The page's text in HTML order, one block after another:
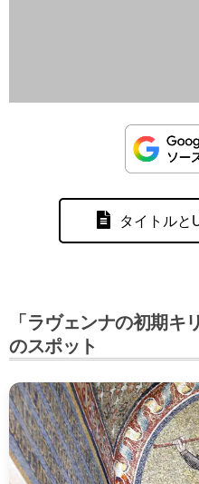
タイトルと
「ラヴェンナの初期キ
のスポット